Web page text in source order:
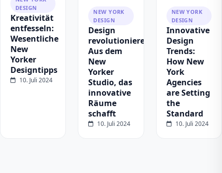
DESIGN
Kreativität
entfesseln:
Wesentliche
New
Yorker
Designtipps
10. Juli 2024
NEW YORK
DESIGN
Design
revolutionieren:
Aus dem
New
Yorker
Studio, das
innovative
Räume
schafft
10. Juli 2024
NEW YORK
DESIGN
Innovative
Design
Trends:
How New
York
Agencies
are Setting
the
Standard
10. Juli 2024